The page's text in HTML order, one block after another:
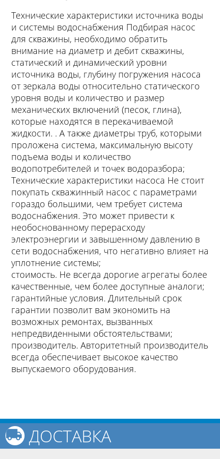
Технические характеристики источника воды
и системы водоснабжения Подбирая насос
для скважины, необходимо обратить
внимание на диаметр и дебит скважины,
статический и динамический уровни
источника воды, глубину погружения насоса
от зеркала воды относительно статического
уровня воды и количество и размер
механических включений (песок, глина),
которые находятся в перекачиваемой
жидкости. . А также диаметры труб, которыми
проложена система, максимальную высоту
подъема воды и количество
водопотребителей и точек водоразбора;
Технические характеристики насоса Не стоит
покупать скважинный насос с параметрами
гораздо большими, чем требует система
водоснабжения. Это может привести к
необоснованному перерасходу
электроэнергии и завышенному давлению в
сети водоснабжения, что негативно влияет на
уплотнение системы;
стоимость. Не всегда дорогие агрегаты более
качественные, чем более доступные аналоги;
гарантийные условия. Длительный срок
гарантии позволит вам экономить на
возможных ремонтах, вызванных
непредвиденными обстоятельствами;
производитель. Авторитетный производитель
всегда обеспечивает высокое качество
выпускаемого оборудования.
ДОСТАВКА